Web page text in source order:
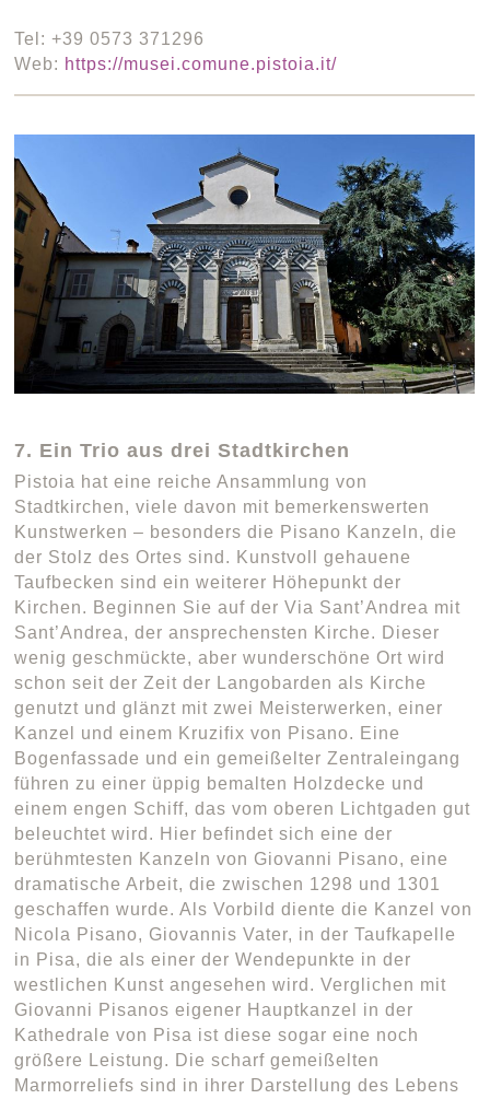
Tel: +39 0573 371296
Web: https://musei.comune.pistoia.it/
7. Ein Trio aus drei Stadtkirchen
Pistoia hat eine reiche Ansammlung von
Stadtkirchen, viele davon mit bemerkenswerten
Kunstwerken – besonders die Pisano Kanzeln, die
der Stolz des Ortes sind. Kunstvoll gehauene
Taufbecken sind ein weiterer Höhepunkt der
Kirchen. Beginnen Sie auf der Via Sant’Andrea mit
Sant’Andrea, der ansprechensten Kirche. Dieser
wenig geschmückte, aber wunderschöne Ort wird
schon seit der Zeit der Langobarden als Kirche
genutzt und glänzt mit zwei Meisterwerken, einer
Kanzel und einem Kruzifix von Pisano. Eine
Bogenfassade und ein gemeißelter Zentraleingang
führen zu einer üppig bemalten Holzdecke und
einem engen Schiff, das vom oberen Lichtgaden gut
beleuchtet wird. Hier befindet sich eine der
berühmtesten Kanzeln von Giovanni Pisano, eine
dramatische Arbeit, die zwischen 1298 und 1301
geschaffen wurde. Als Vorbild diente die Kanzel von
Nicola Pisano, Giovannis Vater, in der Taufkapelle
in Pisa, die als einer der Wendepunkte in der
westlichen Kunst angesehen wird. Verglichen mit
Giovanni Pisanos eigener Hauptkanzel in der
Kathedrale von Pisa ist diese sogar eine noch
größere Leistung. Die scharf gemeißelten
Marmorreliefs sind in ihrer Darstellung des Lebens